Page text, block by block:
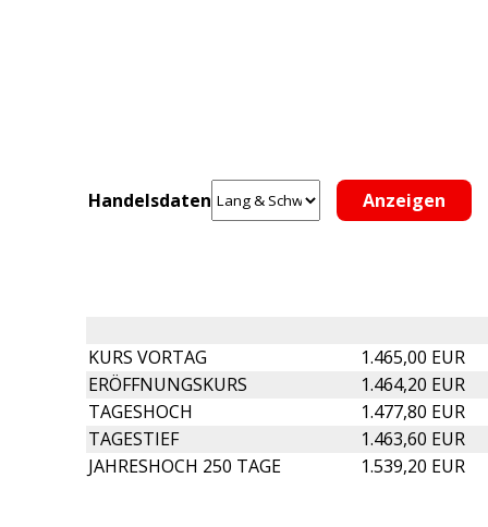
Handelsdaten
KURS VORTAG
1.465,00 EUR
ERÖFFNUNGSKURS
1.464,20 EUR
TAGESHOCH
1.477,80 EUR
TAGESTIEF
1.463,60 EUR
JAHRESHOCH 250 TAGE
1.539,20 EUR